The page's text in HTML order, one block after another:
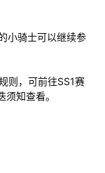
小骑士可以继续参
则，可前往SS1赛
知查看。